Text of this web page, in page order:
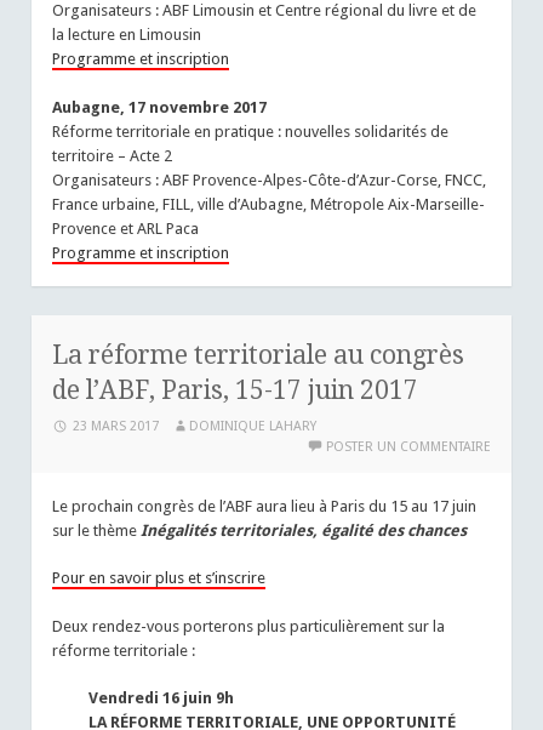
Organisateurs : ABF Limousin et Centre régional du livre et de
la lecture en Limousin
Programme et inscription
Aubagne, 17 novembre 2017
Réforme territoriale en pratique : nouvelles solidarités de
territoire – Acte 2
Organisateurs : ABF Provence-Alpes-Côte-d’Azur-Corse, FNCC,
France urbaine, FILL, ville d’Aubagne, Métropole Aix-Marseille-
Provence et ARL Paca
Programme et inscription
La réforme territoriale au congrès
de l’ABF, Paris, 15-17 juin 2017
23 MARS 2017
DOMINIQUE LAHARY
POSTER UN COMMENTAIRE
Le prochain congrès de l’ABF aura lieu à Paris du 15 au 17 juin
sur le thème Inégalités territoriales, égalité des chances
Pour en savoir plus et s’inscrire
Deux rendez-vous porterons plus particulièrement sur la
réforme territoriale :
Vendredi 16 juin 9h
LA RÉFORME TERRITORIALE, UNE OPPORTUNITÉ